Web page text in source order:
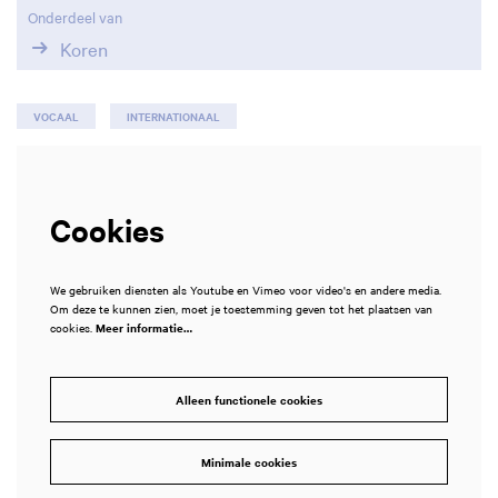
Onderdeel van
Koren
VOCAAL INTERNATIONAAL
Cookies
We gebruiken diensten als Youtube en Vimeo voor video's en andere media.
Om deze te kunnen zien, moet je toestemming geven tot het plaatsen van
cookies. Meer informatie…
Alleen functionele cookies
Minimale cookies